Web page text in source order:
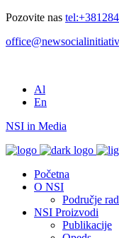
Pozovite nas
Al
En
NSI in Media
Početna
O NSI
Područje
NSI Proizvodi
Publikacije